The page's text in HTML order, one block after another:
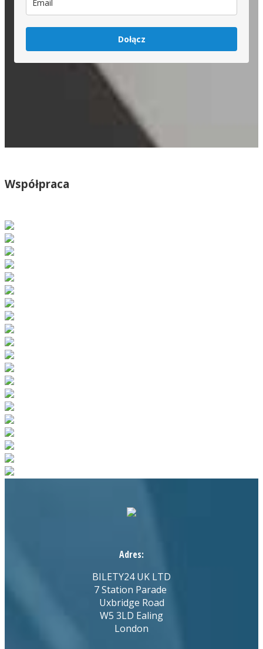
Dołącz
Współpraca
Adres:
BILETY24 UK LTD
7 Station Parade
Uxbridge Road
W5 3LD Ealing
London